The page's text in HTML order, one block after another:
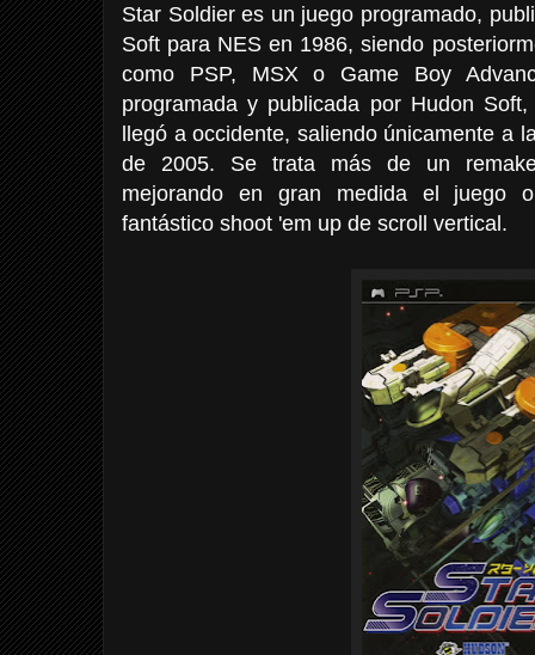
Star Soldier es un juego programado,
Soft para NES en 1986, siendo
como PSP, MSX o Game Boy
programada y publicada por Hudon
llegó a occidente, saliendo únicamente a
de 2005. Se trata más de un
mejorando en gran medida el juego
fantástico shoot 'em up de scroll vertical.